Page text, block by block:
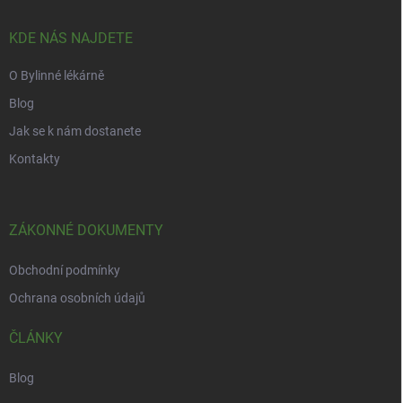
KDE NÁS NAJDETE
O Bylinné lékárně
Blog
Jak se k nám dostanete
Kontakty
ZÁKONNÉ DOKUMENTY
Obchodní podmínky
Ochrana osobních údajů
ČLÁNKY
Blog